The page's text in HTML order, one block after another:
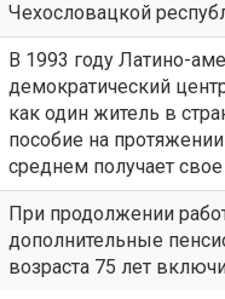
Чехословацкой
В 1993 году Латино-
демократический
как один житель в
пособие на
среднем получает
При продолжении
дополнительные
возраста 75 лет